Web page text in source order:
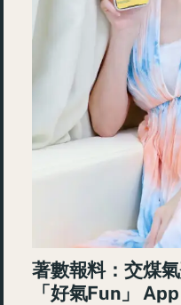
著數報料：交煤
「好氣Fun」